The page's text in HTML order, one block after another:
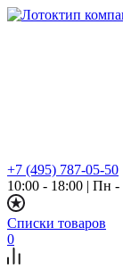
+7 (495) 787-05-50
10:00 - 18:00 | Пн -
Списки товаров
0